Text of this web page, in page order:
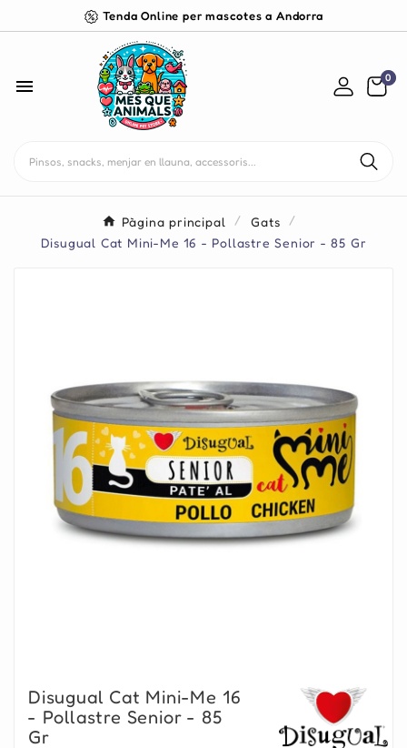
Tenda Online per mascotes a Andorra
 0
Pàgina principal
Gats
Disugual Cat Mini-Me 16 - Pollastre Senior - 85 Gr
Disugual Cat Mini-Me 16
- Pollastre Senior - 85
Gr